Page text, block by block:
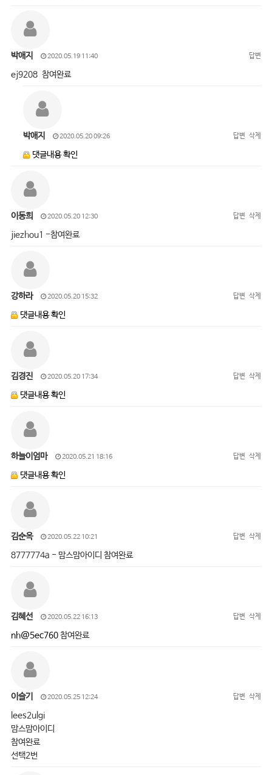
박애지 2020.05.19 11:40 답변
ej9208 참여완료
박애지 2020.05.20 09:26 답변 삭제
댓글내용 확인
이동희 2020.05.20 12:30 답변 삭제
jiezhou1 -참여완료
강하라 2020.05.20 15:32 답변 삭제
댓글내용 확인
김경진 2020.05.20 17:34 답변 삭제
댓글내용 확인
하늘이엄마 2020.05.21 18:16 답변 삭제
댓글내용 확인
김순옥 2020.05.22 10:21 답변 삭제
8777774a - 맘스맘아이디 참여완료
김혜선 2020.05.22 16:13 답변 삭제
nh@5ec760참여완료
이슬기 2020.05.25 12:24 답변 삭제
lees2ulgi
맘스맘아이디
참여완료
선택2번